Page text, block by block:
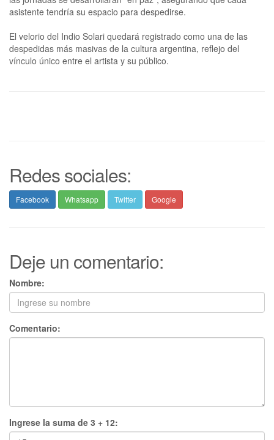
asistente tendría su espacio para despedirse.
El velorio del Indio Solari quedará registrado como una de las
despedidas más masivas de la cultura argentina, reflejo del
vínculo único entre el artista y su público.
Redes sociales:
Facebook Whatsapp Twitter Google
Deje un comentario:
Nombre:
Comentario:
Ingrese la suma de 3 + 12: